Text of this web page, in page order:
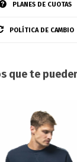
PLANES DE CUOTAS
POLÍTICA DE CAMBIO
que te